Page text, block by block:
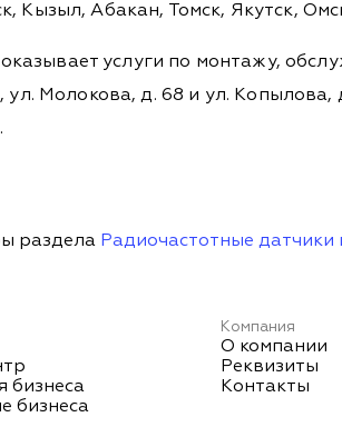
Кызыл, Абакан, Томск, Якутск,
услуги по монтажу,
ул. Молокова, д. 68 и ул.
раздела Радиочастотные датчики
бизнеса
бизнеса
Компания
О компании
Реквизиты
Контакты